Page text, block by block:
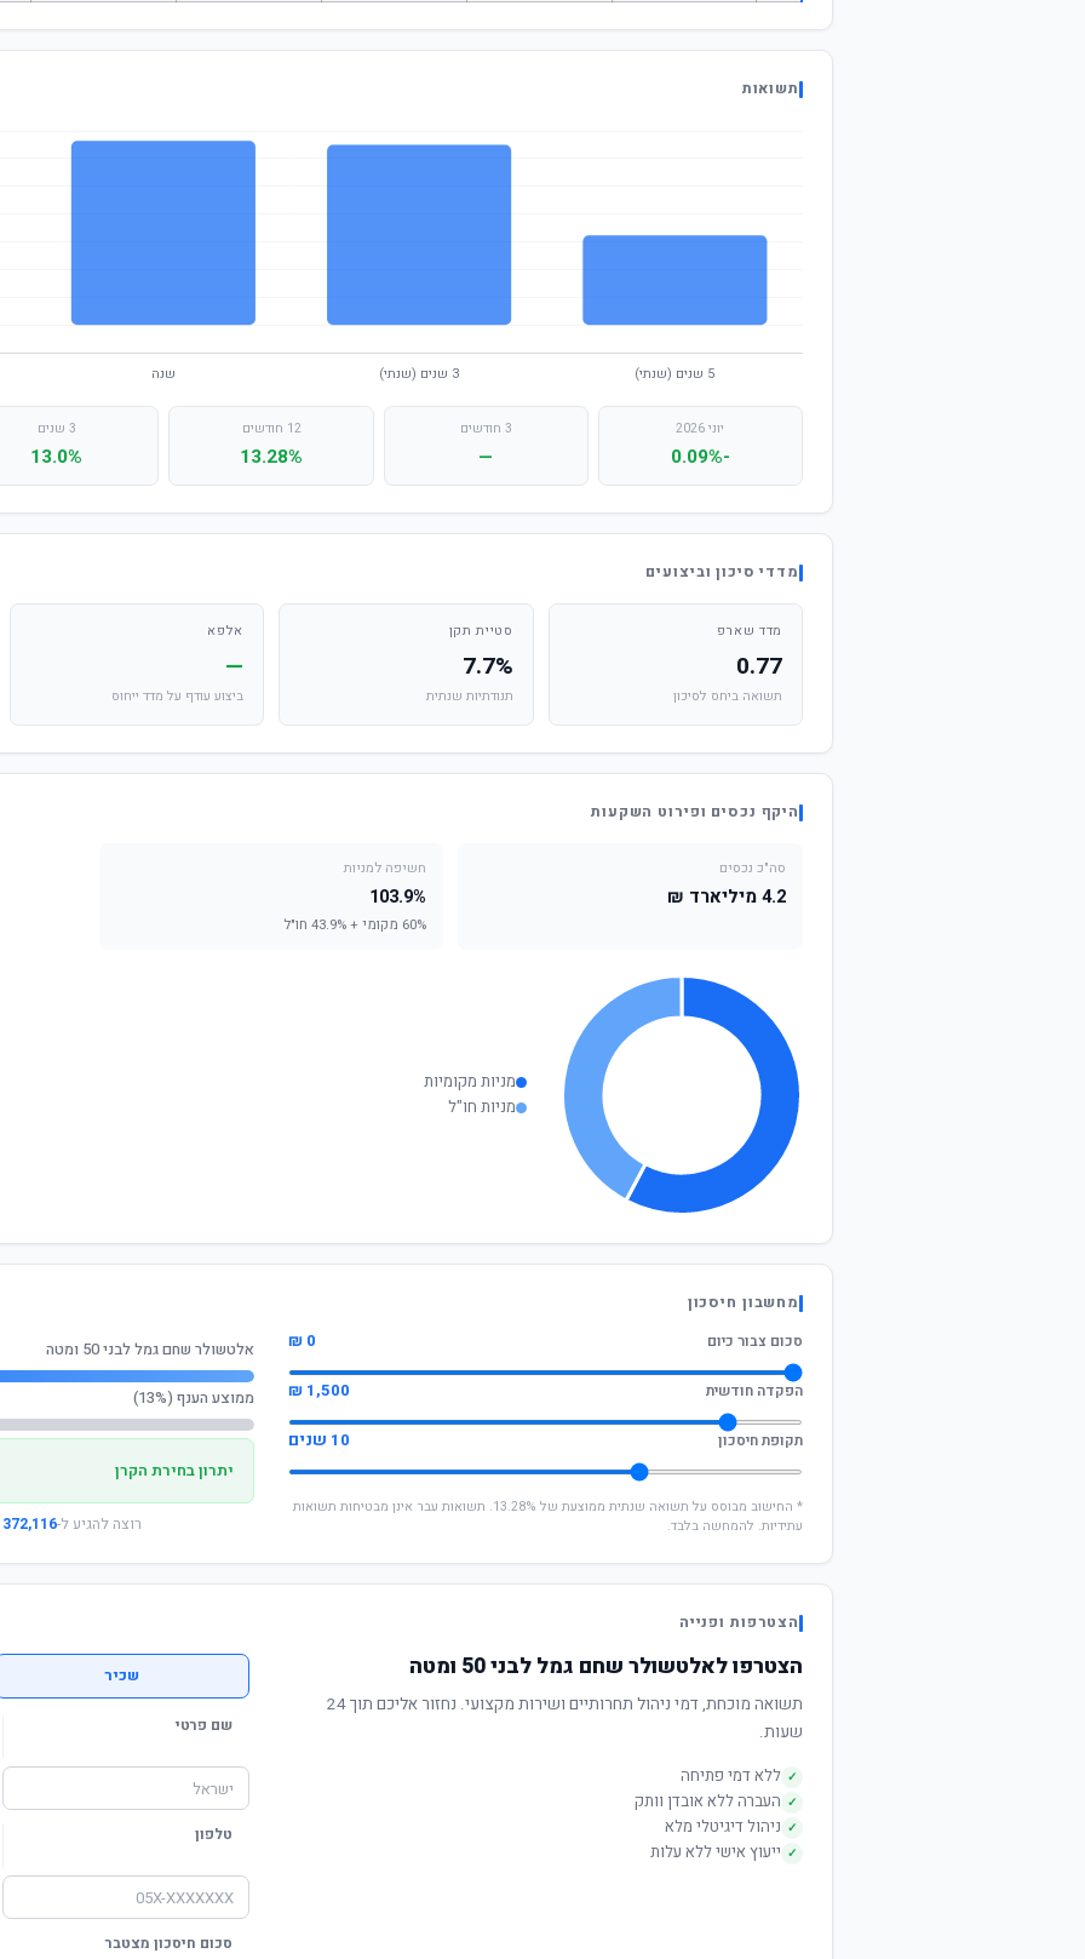
תשואות
יוני 2026
-0.09%
3 חודשים
—
12 חודשים
13.28%
3 שנים
13.0%
מדדי סיכון וביצועים
מדד שארפ
0.77
תשואה ביחס לסיכון
סטיית תקן
7.7%
תנודתיות שנתית
אלפא
—
ביצוע עודף על מדד ייחוס
היקף נכסים ופירוט השקעות
סה"כ נכסים
4.2 מיליארד ₪
חשיפה למניות
103.9%
60% מקומי + 43.9% חו"ל
מניות מקומיות
מניות חו"ל
מחשבון חיסכון
סכום צבור כיום
0 ₪
הפקדה חודשית 1,500 ₪
תקופת חיסכון 10 שנים
* החישוב מבוסס על תשואה שנתית ממוצעת של 13.28%. תשואות עבר אינן מבטיחות תשואות
עתידיות. להמחשה בלבד.
אלטשולר שחם גמל לבני 50 ומטה
ממוצע הענף (13%)
יתרון בחירת הקרן
רוצה להגיע ל-372,116 ₪
הצטרפות ופנייה
הצטרפו לאלטשולר שחם גמל לבני 50 ומטה
תשואה מוכחת, דמי ניהול תחרותיים ושירות מקצועי. נחזור אליכם תוך 24
שעות.
✓ ללא דמי פתיחה
✓ העברה ללא אובדן וותק
✓ ניהול דיגיטלי מלא
✓ ייעוץ אישי ללא עלות
שכיר
שם פרטי
טלפון
סכום חיסכון מצטבר